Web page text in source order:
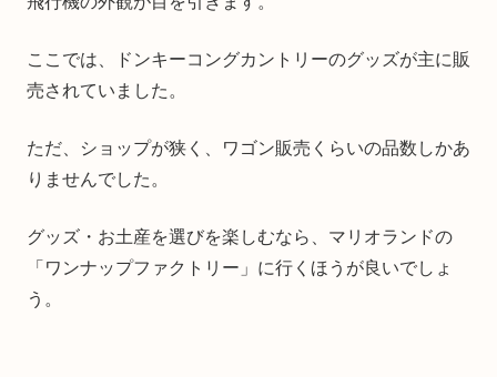
ここでは、ドンキーコングカントリーのグッズが主に販
売されていました。
ただ、ショップが狭く、ワゴン販売くらいの品数しかあ
りませんでした。
グッズ・お土産を選びを楽しむなら、マリオランドの
「ワンナップファクトリー」に行くほうが良いでしょ
う。